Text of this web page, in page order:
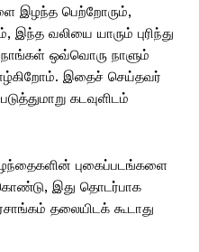
இழந்த பெற்றோரும்,
வலியை யாரும் புரிந்து
ஒவ்வொரு நாளும்
இதைச் செய்தவர்
கடவுளிடம்
புகைப்படங்களை
இது தொடர்பாக
தலையிடக் கூடாது